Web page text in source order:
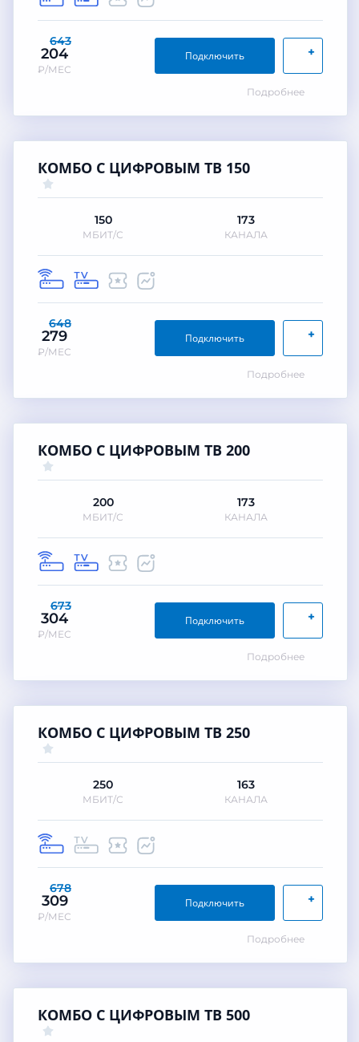
643
204
₽/МЕС
+
Подключить
Подробнее
КОМБО С ЦИФРОВЫМ ТВ 150
150
МБИТ/С
173
КАНАЛА
648
279
₽/МЕС
+
Подключить
Подробнее
КОМБО С ЦИФРОВЫМ ТВ 200
200
МБИТ/С
173
КАНАЛА
673
304
₽/МЕС
+
Подключить
Подробнее
КОМБО С ЦИФРОВЫМ ТВ 250
250
МБИТ/С
163
КАНАЛА
678
309
₽/МЕС
+
Подключить
Подробнее
КОМБО С ЦИФРОВЫМ ТВ 500